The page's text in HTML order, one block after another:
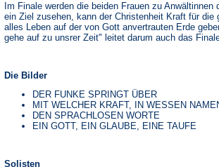
Im Finale werden die beiden Frauen zu
ein Ziel zusehen, kann der Christenheit Kraft für die
alles Leben auf der von Gott anvertrauten Erde
gehe auf zu unsrer Zeit" leitet darum auch das
Die Bilder
DER FUNKE SPRINGT ÜBER
MIT WELCHER KRAFT, IN WESSEN
DEN SPRACHLOSEN WORTE
EIN GOTT, EIN GLAUBE, EINE TAUFE
Solisten